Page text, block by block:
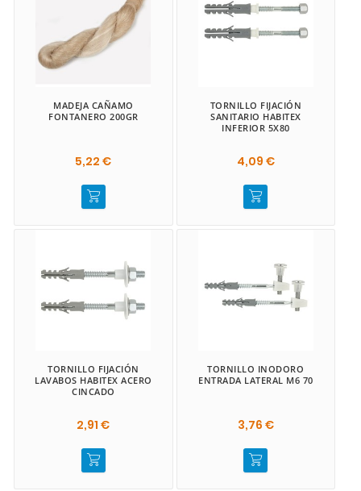
MADEJA CAÑAMO
FONTANERO 200GR
5,22 €
TORNILLO FIJACIÓN
SANITARIO HABITEX
INFERIOR 5X80
4,09 €
TORNILLO FIJACIÓN
LAVABOS HABITEX ACERO
CINCADO
2,91 €
TORNILLO INODORO
ENTRADA LATERAL M6 70
3,76 €